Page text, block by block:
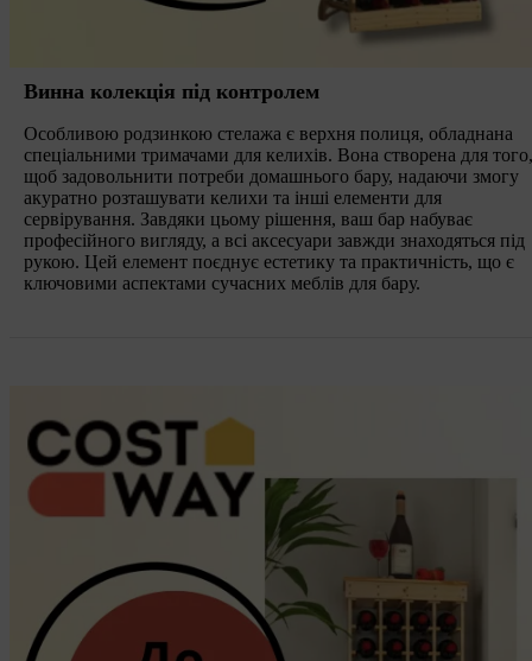
Винна колекція під контролем
Особливою родзинкою стелажа є верхня полиця, обладнана
спеціальними тримачами для келихів. Вона створена для того,
щоб задовольнити потреби домашнього бару, надаючи змогу
акуратно розташувати келихи та інші елементи для
сервірування. Завдяки цьому рішення, ваш бар набуває
професійного вигляду, а всі аксесуари завжди знаходяться під
рукою. Цей елемент поєднує естетику та практичність, що є
ключовими аспектами сучасних меблів для бару.